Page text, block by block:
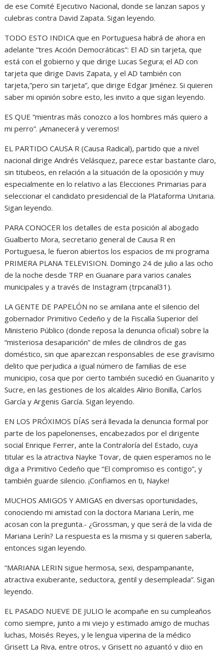
de ese Comité Ejecutivo Nacional, donde se lanzan sapos y
culebras contra David Zapata. Sigan leyendo.
TODO ESTO INDICA que en Portuguesa habrá de ahora en
adelante “tres Acción Democráticas”: El AD sin tarjeta, que
está con el gobierno y que dirige Lucas Segura; el AD con
tarjeta que dirige Davis Zapata, y el AD también con
tarjeta,”pero sin tarjeta”, que dirige Edgar Jiménez. Si quieren
saber mi opinión sobre esto, les invito a que sigan leyendo.
ES QUE “mientras más conozco a los hombres más quiero a
mi perro”. ¡Amanecerá y veremos!
EL PARTIDO CAUSA R (Causa Radical), partido que a nivel
nacional dirige Andrés Velásquez, parece estar bastante claro,
sin titubeos, en relación a la situación de la oposición y muy
especialmente en lo relativo a las Elecciones Primarias para
seleccionar el candidato presidencial de la Plataforma Unitaria.
Sigan leyendo.
PARA CONOCER los detalles de esta posición al abogado
Gualberto Mora, secretario general de Causa R en
Portuguesa, le fueron abiertos los espacios de mi programa
PRIMERA PLANA TELEVISION. Domingo 24 de julio a las ocho
de la noche desde TRP en Guanare para varios canales
municipales y a través de Instagram (trpcanal31).
LA GENTE DE PAPELÓN no se amilana ante el silencio del
gobernador Primitivo Cedeño y de la Fiscalía Superior del
Ministerio Público (donde reposa la denuncia oficial) sobre la
“misteriosa desaparición” de miles de cilindros de gas
doméstico, sin que aparezcan responsables de ese gravísimo
delito que perjudica a igual número de familias de ese
municipio, cosa que por cierto también sucedió en Guanarito y
Sucre, en las gestiones de los alcaldes Alirio Bonilla, Carlos
García y Argenis García. Sigan leyendo.
EN LOS PRÓXIMOS DÍAS será llevada la denuncia formal por
parte de los papelonenses, encabezados por el dirigente
social Enrique Ferrer, ante la Contraloría del Estado, cuya
titular es la atractiva Nayke Tovar, de quien esperamos no le
diga a Primitivo Cedeño que “El compromiso es contigo”, y
también guarde silencio. ¡Confiamos en ti, Nayke!
MUCHOS AMIGOS Y AMIGAS en diversas oportunidades,
conociendo mi amistad con la doctora Mariana Lerín, me
acosan con la pregunta.- ¿Grossman, y que será de la vida de
Mariana Lerín? La respuesta es la misma y si quieren saberla,
entonces sigan leyendo.
“MARIANA LERIN sigue hermosa, sexi, despampanante,
atractiva exuberante, seductora, gentil y desempleada”. Sigan
leyendo.
EL PASADO NUEVE DE JULIO le acompañe en su cumpleaños
como siempre, junto a mi viejo y estimado amigo de muchas
luchas, Moisés Reyes, y le lengua viperina de la médico
Grisett La Riva, entre otros, y Grisett no aguantó y dijo en